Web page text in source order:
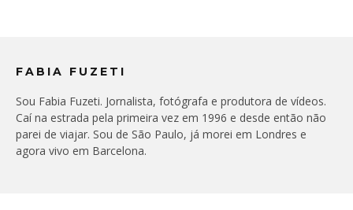
FABIA FUZETI
Sou Fabia Fuzeti. Jornalista, fotógrafa e produtora de vídeos.
Caí na estrada pela primeira vez em 1996 e desde então não
parei de viajar. Sou de São Paulo, já morei em Londres e
agora vivo em Barcelona.